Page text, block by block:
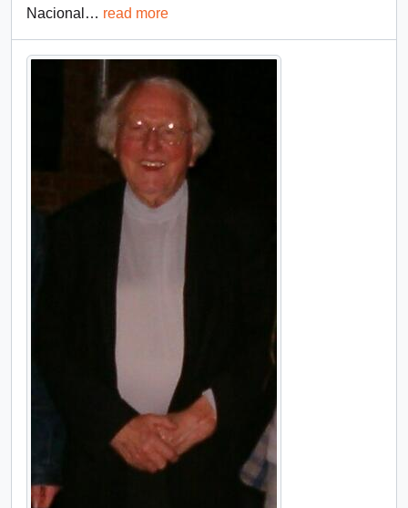
Nacional … read more